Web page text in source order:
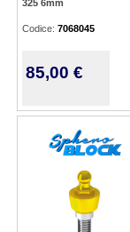
325 6mm
Codice: 7068045
85,00 €